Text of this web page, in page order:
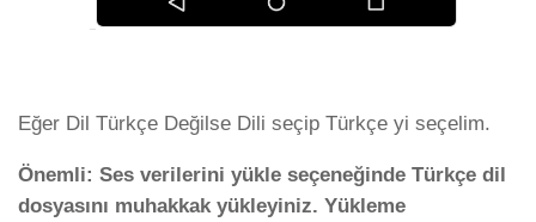
Eğer Dil Türkçe Değilse Dili seçip Türkçe yi seçelim.
Önemli: Ses verilerini yükle seçeneğinde Türkçe dil
dosyasını muhakkak yükleyiniz. Yükleme